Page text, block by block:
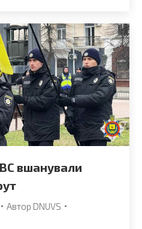
вшанували
Автор DNUVS